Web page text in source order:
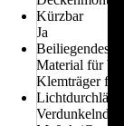
Kürzbar
Ja
Beiliegendes
Material für
Klemträger für
Verdunkelnd